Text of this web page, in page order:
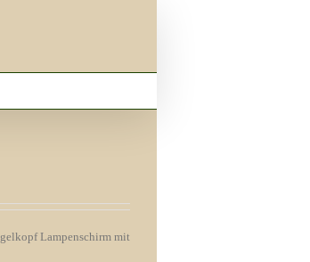
Lampenschirm mit